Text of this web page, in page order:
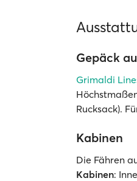
Gepäck
Grimaldi
Rucksack).
Kabinen
Die Fähren
Kabinen: